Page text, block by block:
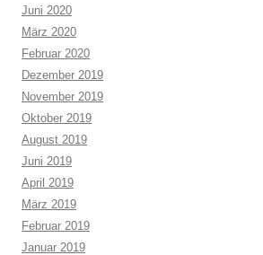
Juni 2020
März 2020
Februar 2020
Dezember 2019
November 2019
Oktober 2019
August 2019
Juni 2019
April 2019
März 2019
Februar 2019
Januar 2019